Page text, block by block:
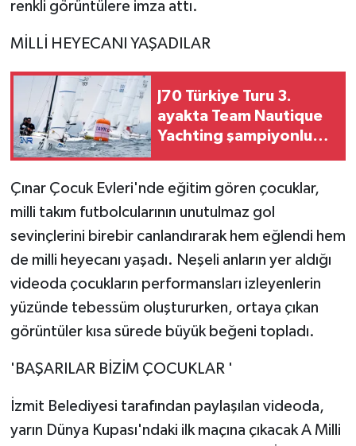
renkli görüntülere imza attı.
MİLLİ HEYECANI YAŞADILAR
J70 Türkiye Turu 3.
ayakta Team Nautique
Yachting şampiyonluğu
Çınar Çocuk Evleri'nde eğitim gören çocuklar,
milli takım futbolcularının unutulmaz gol
sevinçlerini birebir canlandırarak hem eğlendi hem
de milli heyecanı yaşadı. Neşeli anların yer aldığı
videoda çocukların performansları izleyenlerin
yüzünde tebessüm oluştururken, ortaya çıkan
görüntüler kısa sürede büyük beğeni topladı.
'BAŞARILAR BİZİM ÇOCUKLAR '
İzmit Belediyesi tarafından paylaşılan videoda,
yarın Dünya Kupası'ndaki ilk maçına çıkacak A Milli